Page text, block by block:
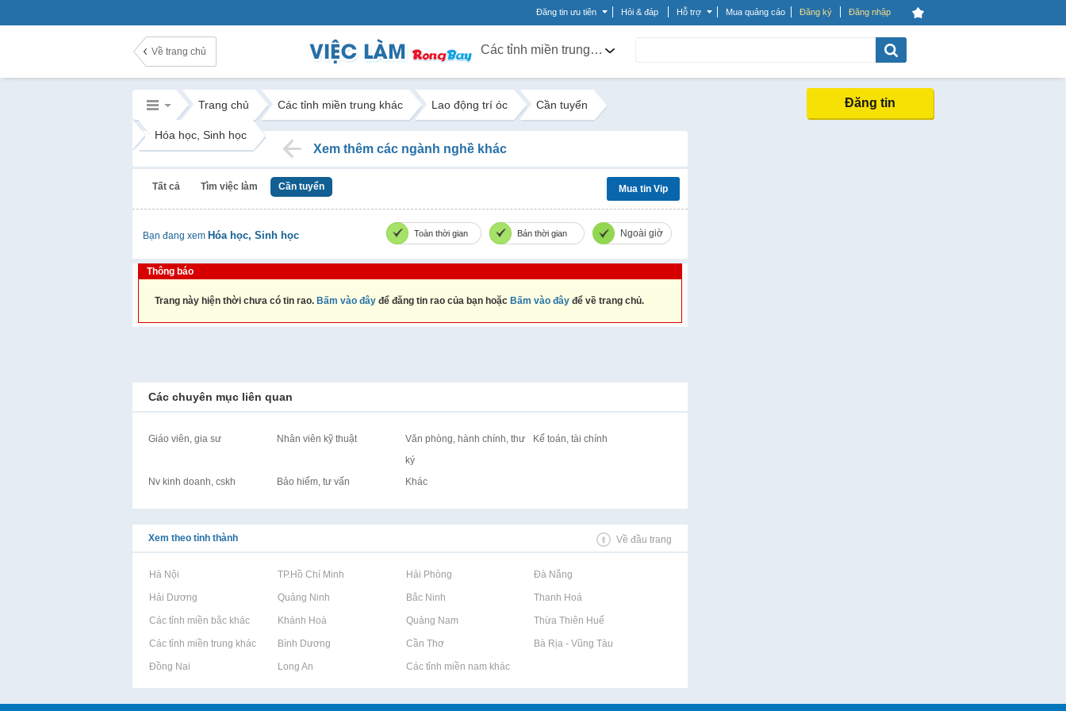
Đăng tin ưu tiên Hỏi & đáp Hỗ trợ Mua quảng cáo Đăng ký Đăng nhập
Về trang chủ Các tỉnh miền trung khác
Trang chủ Các tỉnh miền trung khác Lao động trí óc Cần tuyển
Hóa học, Sinh học
Đăng tin
Xem thêm các ngành nghề khác
Tất cả Tìm việc làm Cần tuyển Mua tin Vip
Bạn đang xem Hóa học, Sinh học Toàn thời gian Bán thời gian Ngoài giờ
Thông báo
Trang này hiện thời chưa có tin rao. Bấm vào đây để đăng tin rao của bạn hoặc Bấm vào đây để về trang chủ.
Các chuyên mục liên quan
Giáo viên, gia sư Nhân viên kỹ thuật
Văn phòng, hành chính, thư
ký
Kế toán, tài chính
Nv kinh doanh, cskh Bảo hiểm, tư vấn Khác
Xem theo tỉnh thành Về đầu trang
Rao vặt tại Hà Nội Rao vặt tại TP.Hồ Chí Minh Rao vặt tại Hải Phòng Rao vặt tại Đà Nẵng
Rao vặt tại Hải Dương Rao vặt tại Quảng Ninh Rao vặt tại Bắc Ninh Rao vặt tại Thanh Hoá
Rao vặt tại Các tỉnh miền bắc khácRao vặt tại Khánh Hoà Rao vặt tại Quảng Nam Rao vặt tại Thừa Thiên Huế
Rao vặt tại Các tỉnh miền trung khácRao vặt tại Bình Dương Rao vặt tại Cần Thơ Rao vặt tại Bà Rịa - Vũng Tàu
Rao vặt tại Đồng Nai Rao vặt tại Long An Rao vặt tại Các tỉnh miền nam khác